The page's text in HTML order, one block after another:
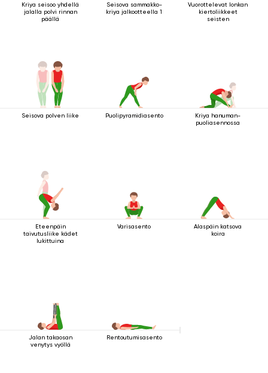
Kriya seisoo yhdellä
jalalla polvi rinnan
päällä
Seisova sammakko-
kriya jalkootteella 1
Vuorottelevat lonkan
kiertoliikkeet
seisten
Seisova polven liike Puolipyramidiasento
Kriya hanuman-
puoliasennossa
Eteenpäin
taivutusliike kädet
lukittuina
Varisasento
Alaspäin katsova
koira
Jalan takaosan
venytys vyöllä
Rentoutumisasento